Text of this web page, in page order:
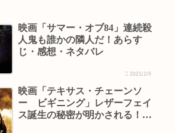
映画「サマー・オブ84」連続殺
人鬼も誰かの隣人だ！あらす
じ・感想・ネタバレ
2021/1/9
映画「テキサス・チェーンソ
ー ビギニング」レザーフェイ
ス誕生の秘密が明かされる！あ